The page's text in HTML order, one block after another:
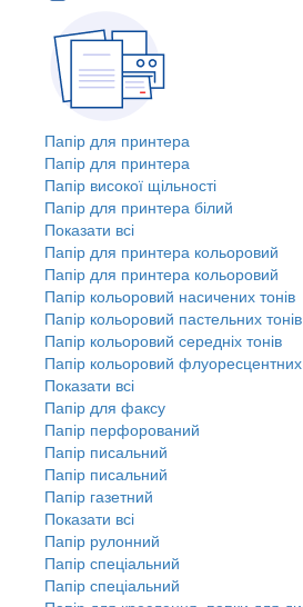
Папір для принтера
Папір для принтера
Папір високої щільності
Папір для принтера білий
Показати всі
Папір для принтера кольоровий
Папір для принтера кольоровий
Папір кольоровий насичених тонів
Папір кольоровий пастельних тонів
Папір кольоровий середніх тонів
Папір кольоровий флуоресцентних
Показати всі
Папір для факсу
Папір перфорований
Папір писальний
Папір писальний
Папір газетний
Показати всі
Папір рулонний
Папір спеціальний
Папір спеціальний